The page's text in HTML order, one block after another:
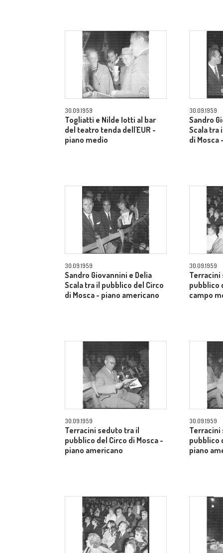
30.09.1959
Togliatti e Nilde Iotti al bar
del teatro tenda dell'EUR -
piano medio
30.09.1959
Sandro
Scala tra
di Mosca
30.09.1959
Sandro Giovannini e Delia
Scala tra il pubblico del Circo
di Mosca - piano americano
30.09.1959
Terracini
pubblico
campo
30.09.1959
Terracini seduto tra il
pubblico del Circo di Mosca -
piano americano
30.09.1959
Terracini
pubblico
piano